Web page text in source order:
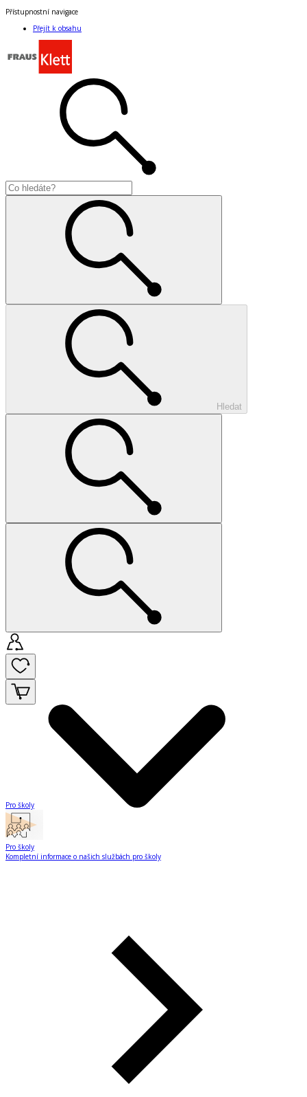
Přístupnostní navigace
Přejít k obsahu
Hledat
Pro školy
Pro školy
Kompletní informace o našich službách pro školy